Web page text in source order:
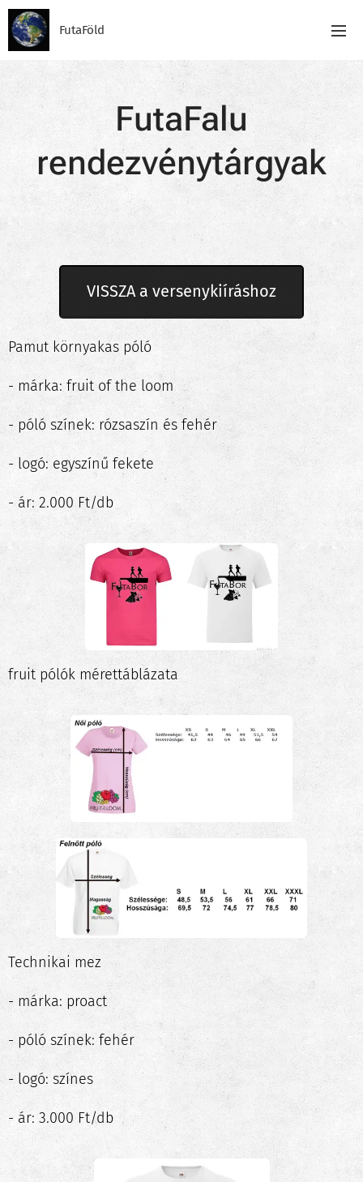
FutaFöld
FutaFalu
rendezvénytárgyak
VISSZA a versenykiíráshoz
Pamut környakas póló
- márka: fruit of the loom
- póló színek: rózsaszín és fehér
- logó: egyszínű fekete
- ár: 2.000 Ft/db
fruit pólók mérettáblázata
Technikai mez
- márka: proact
- póló színek: fehér
- logó: színes
- ár: 3.000 Ft/db